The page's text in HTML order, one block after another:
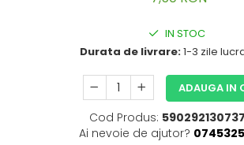
IN STOC
Durata de livrare:1-3 zile
ADAUGA IN
Cod Produs:
Ai nevoie de ajutor?